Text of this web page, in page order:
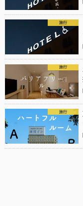
旅行
旅行
旅行